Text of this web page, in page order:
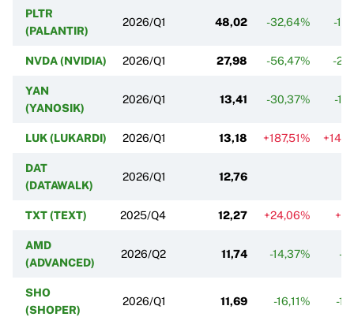
PLTR
(PALANTIR)
2026/Q1 48,02 -32,64% -
NVDA (NVIDIA) 2026/Q1 27,98 -56,47% -
YAN
(YANOSIK)
2026/Q1 13,41 -30,37% -
LUK (LUKARDI) 2026/Q1 13,18 +187,51%
DAT
(DATAWALK)
2026/Q1 12,76
TXT (TEXT) 2025/Q4 12,27 +24,06%
AMD
(ADVANCED)
2026/Q2 11,74 -14,37% -
SHO
(SHOPER)
2026/Q1 11,69 -16,11% -